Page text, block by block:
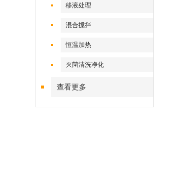
移液处理
混合搅拌
恒温加热
灭菌清洗净化
查看更多